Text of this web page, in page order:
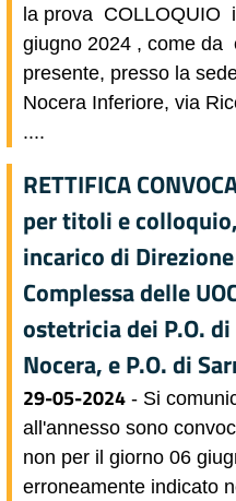
la prova COLLOQUIO
giugno 2024 , come da
presente, presso la
Nocera Inferiore, via
....
RETTIFICA
per titoli e
incarico di
Complessa delle
ostetricia dei P.O.
Nocera, e P.O. di
29-05-2024 - Si
all'annesso sono
non per il giorno 06
erroneamente indicato